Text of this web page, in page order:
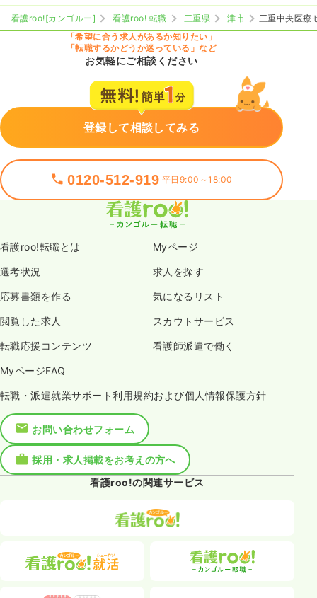
看護roo![カンゴルー] 看護roo! 転職 三重県 津市
三重中央医療
「希望に合う求人があるか知りたい」
「転職するかどうか迷っている」など
お気軽にご相談ください
登録して相談してみる
0120-512-919 平日9:00～18:00
看護roo!転職とは Myページ
選考状況 求人を探す
応募書類を作る 気になるリスト
閲覧した求人 スカウトサービス
転職応援コンテンツ 看護師派遣で働く
MyページFAQ
転職・派遣就業サポート利用規約および個人情報保護方針
お問い合わせフォーム
採用・求人掲載をお考えの方へ
看護roo!の関連サービス